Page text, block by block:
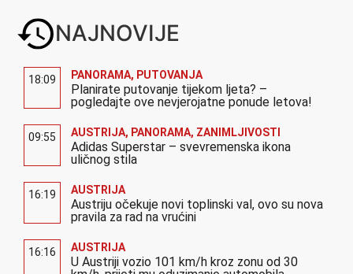
NAJNOVIJE
18:09 PANORAMA, PUTOVANJA
Planirate putovanje tijekom ljeta? –
pogledajte ove nevjerojatne ponude letova!
09:55 AUSTRIJA, PANORAMA, ZANIMLJIVOSTI
Adidas Superstar – svevremenska ikona
uličnog stila
16:19 AUSTRIJA
Austriju očekuje novi toplinski val, ovo su nova
pravila za rad na vrućini
16:16 AUSTRIJA
U Austriji vozio 101 km/h kroz zonu od 30